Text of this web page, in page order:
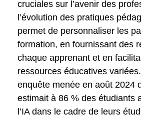
cruciales sur l’avenir des
l’évolution des pratiques
permet de personnaliser les
formation, en fournissant des
chaque apprenant et en
ressources éducatives
enquête menée en août 2024
estimait à 86 % des étudiants
l’IA dans le cadre de leurs